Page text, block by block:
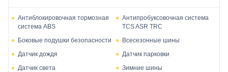
Антиблокировочная тормозная
система ABS
Антипробуксовочная система
TCS ASR TRC
Боковые подушки безопасности
Всесезонные шины
Датчик дождя
Датчик парковки
Датчик света
Зимние шины